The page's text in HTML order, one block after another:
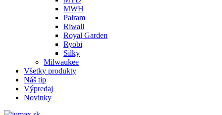
MWH
Palram
Riwall
Royal Garden
Ryobi
Silky
Milwaukee
Všetky produkty
Náš tip
Výpredaj
Novinky